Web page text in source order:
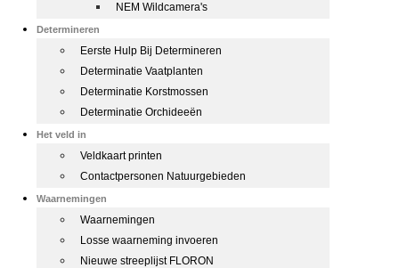
NEM Wildcamera's
Determineren
Eerste Hulp Bij Determineren
Determinatie Vaatplanten
Determinatie Korstmossen
Determinatie Orchideeën
Het veld in
Veldkaart printen
Contactpersonen Natuurgebieden
Waarnemingen
Waarnemingen
Losse waarneming invoeren
Nieuwe streeplijst FLORON